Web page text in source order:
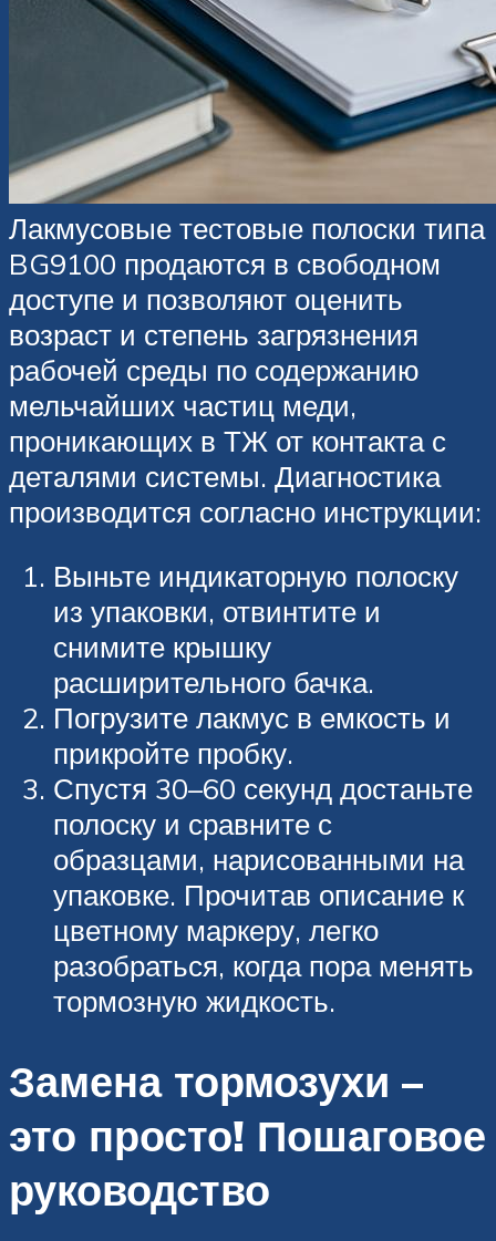
Лакмусовые тестовые полоски типа
BG9100 продаются в свободном
доступе и позволяют оценить
возраст и степень загрязнения
рабочей среды по содержанию
мельчайших частиц меди,
проникающих в ТЖ от контакта с
деталями системы. Диагностика
производится согласно инструкции:
Выньте индикаторную полоску
из упаковки, отвинтите и
снимите крышку
расширительного бачка.
Погрузите лакмус в емкость и
прикройте пробку.
Спустя 30–60 секунд достаньте
полоску и сравните с
образцами, нарисованными на
упаковке. Прочитав описание к
цветному маркеру, легко
разобраться, когда пора менять
тормозную жидкость.
Замена тормозухи –
это просто! Пошаговое
руководство